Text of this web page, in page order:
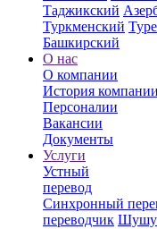
Таджикский
Туркменский
Башкирский
О нас
О компании
История компании
Персоналии
Вакансии
Документы
Услуги
Устный
перевод
Синхронный
переводчик